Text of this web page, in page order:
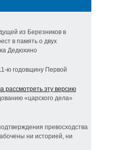
из Березников в
в память о двух
Дедюхино
ю годовщину Первой
рассмотреть эту версию
«царского дела»
превосходства
ни историей, ни